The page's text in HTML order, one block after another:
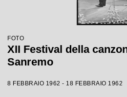
FOTO
XII Festival della
Sanremo
8 FEBBRAIO 1962 - 18 FEBBRAIO 1962